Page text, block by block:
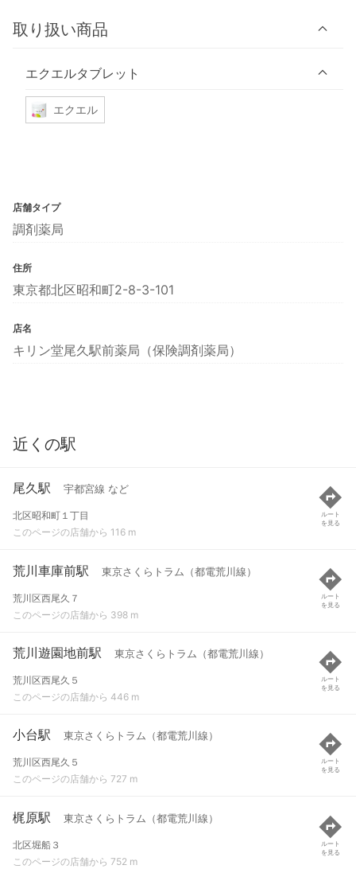
取り扱い商品
エクエルタブレット
エクエル
店舗タイプ
調剤薬局
住所
東京都北区昭和町2-8-3-101
店名
キリン堂尾久駅前薬局（保険調剤薬局）
近くの駅
尾久駅 宇都宮線 など
北区昭和町１丁目
このページの店舗から 116 m
ルート
を見る
荒川車庫前駅 東京さくらトラム（都電荒川線）
荒川区西尾久７
このページの店舗から 398 m
ルート
を見る
荒川遊園地前駅 東京さくらトラム（都電荒川線）
荒川区西尾久５
このページの店舗から 446 m
ルート
を見る
小台駅 東京さくらトラム（都電荒川線）
荒川区西尾久５
このページの店舗から 727 m
ルート
を見る
梶原駅 東京さくらトラム（都電荒川線）
北区堀船３
このページの店舗から 752 m
ルート
を見る